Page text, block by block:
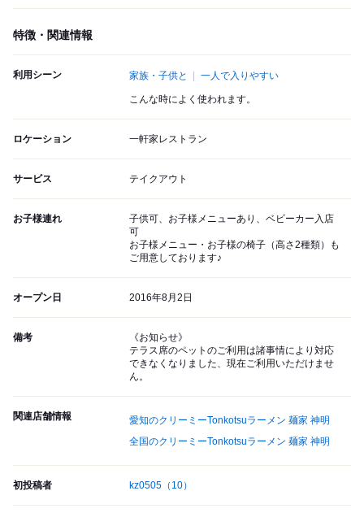
特徴・関連情報
利用シーン 家族・子供と 一人で入りやすい
こんな時によく使われます。
ロケーション 一軒家レストラン
サービス テイクアウト
お子様連れ
子供可、お子様メニューあり、ベビーカー入店
可
お子様メニュー・お子様の椅子（高さ2種類）も
ご用意しております♪
オープン日 2016年8月2日
備考
《お知らせ》
テラス席のペットのご利用は諸事情により対応
できなくなりました、現在ご利用いただけませ
ん。
関連店舗情報
愛知のクリーミーTonkotsuラーメン 麺家 神明
全国のクリーミーTonkotsuラーメン 麺家 神明
初投稿者 kz0505 （10）